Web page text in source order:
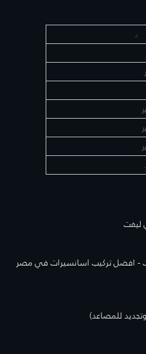
د
ليفت
- افضل تركيب اسانسيرات في مصر
للمصاعد)